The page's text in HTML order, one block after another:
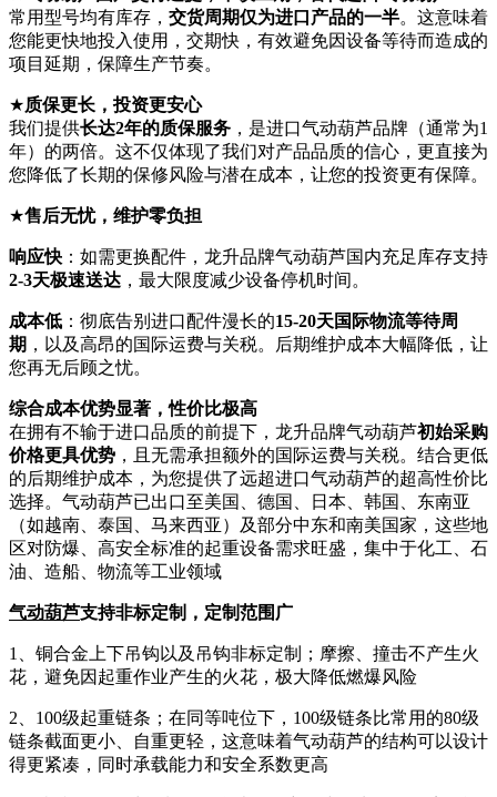
常用型号均有库存， 交货周期仅为进口产品的一半。这意味着
您能更快地投入使用，交期快，有效避免因设备等待而造成的
项目延期，保障生产节奏。
★质保更长，投资更安心
我们提供长达2年的质保服务 ，是进口气动葫芦品牌（通常为1
年）的两倍。这不仅体现了我们对产品品质的信心，更直接为
您降低了长期的保修风险与潜在成本，让您的投资更有保障。
★售后无忧，维护零负担
响应快 ：如需更换配件，龙升品牌气动葫芦国内充足库存支持
2-3天极速送达 ，最大限度减少设备停机时间。
成本低 ：彻底告别进口配件漫长的15-20天国际物流等待周
期 ，以及高昂的国际运费与关税。后期维护成本大幅降低，让
您再无后顾之忧。
综合成本优势显著，性价比极高
在拥有不输于进口品质的前提下，龙升品牌气动葫芦初始采购
价格更具优势 ，且无需承担额外的国际运费与关税。结合更低
的后期维护成本，为您提供了远超进口气动葫芦的超高性价比
选择。气动葫芦已出口至美国、德国、日本、韩国、东南亚
（如越南、泰国、马来西亚）及部分中东和南美国家，这些地
区对防爆、高安全标准的起重设备需求旺盛，集中于化工、石
油、造船、物流等工业领域
气动葫芦支持非标定制，定制范围广
1、铜合金上下吊钩以及吊钩非标定制；摩擦、撞击不产生火
花，避免因起重作业产生的火花，极大降低燃爆风险
2、100级起重链条；在同等吨位下，100级链条比常用的80级
链条截面更小、自重更轻，这意味着气动葫芦的结构可以设计
得更紧凑，同时承载能力和安全系数更高